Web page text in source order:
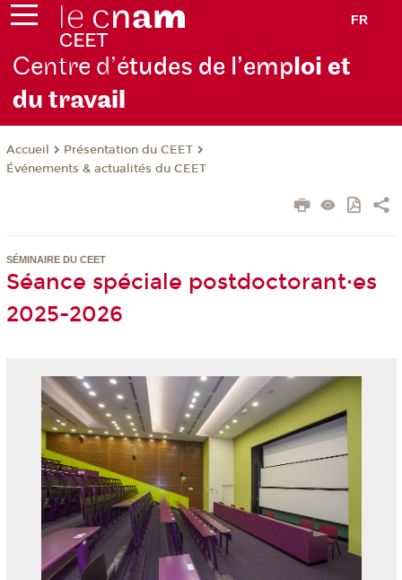
FR
Centre d’études de l’emploi et
du travail
Accueil
Présentation du CEET
Événements & actualités du CEET
SÉMINAIRE DU CEET
Séance spéciale postdoctorant·es
2025-2026